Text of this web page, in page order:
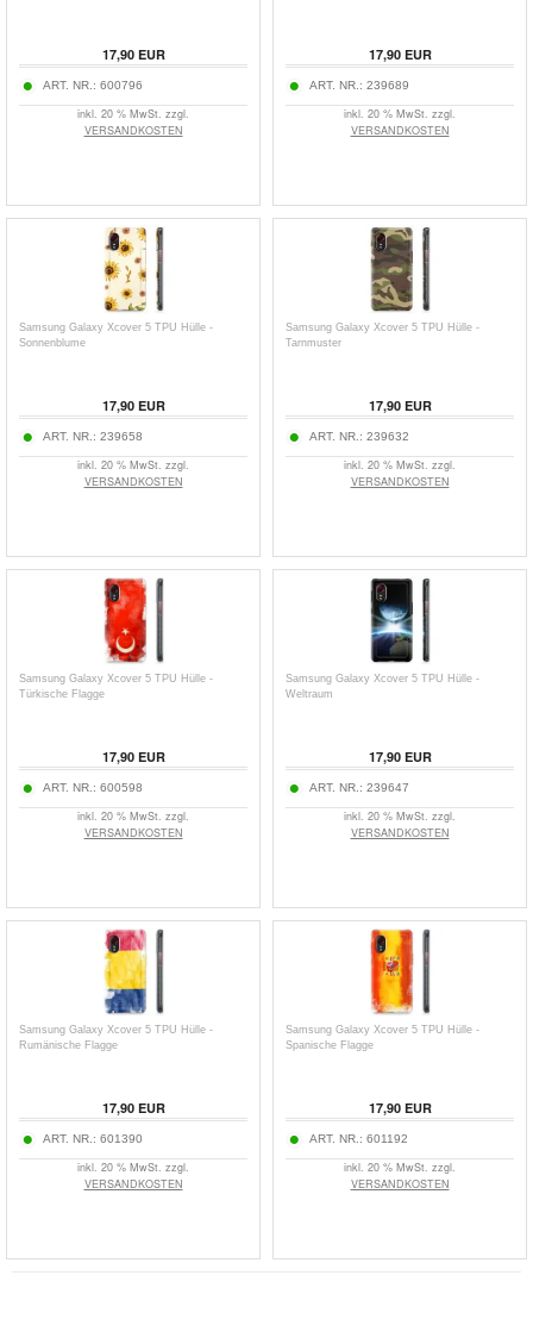
17,90EUR
ART. NR.: 600796
inkl. 20 % MwSt. zzgl.
VERSANDKOSTEN
17,90EUR
ART. NR.: 239689
inkl. 20 % MwSt. zzgl.
VERSANDKOSTEN
Samsung Galaxy Xcover 5 TPU Hülle -
Sonnenblume
17,90EUR
ART. NR.: 239658
inkl. 20 % MwSt. zzgl.
VERSANDKOSTEN
Samsung Galaxy Xcover 5 TPU Hülle -
Tarnmuster
17,90EUR
ART. NR.: 239632
inkl. 20 % MwSt. zzgl.
VERSANDKOSTEN
Samsung Galaxy Xcover 5 TPU Hülle -
Türkische Flagge
17,90EUR
ART. NR.: 600598
inkl. 20 % MwSt. zzgl.
VERSANDKOSTEN
Samsung Galaxy Xcover 5 TPU Hülle -
Weltraum
17,90EUR
ART. NR.: 239647
inkl. 20 % MwSt. zzgl.
VERSANDKOSTEN
Samsung Galaxy Xcover 5 TPU Hülle -
Rumänische Flagge
17,90EUR
ART. NR.: 601390
inkl. 20 % MwSt. zzgl.
VERSANDKOSTEN
Samsung Galaxy Xcover 5 TPU Hülle -
Spanische Flagge
17,90EUR
ART. NR.: 601192
inkl. 20 % MwSt. zzgl.
VERSANDKOSTEN